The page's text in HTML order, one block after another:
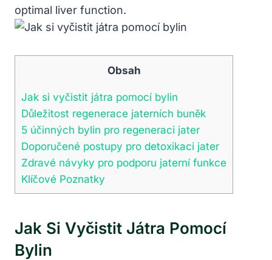
optimal liver function.
Obsah
Jak si vyčistit játra pomocí bylin
Důležitost regenerace jaterních buněk
5 účinných bylin pro regeneraci jater
Doporučené postupy pro detoxikaci jater
Zdravé návyky pro podporu jaterní funkce
Klíčové Poznatky
Jak Si Vyčistit Játra Pomocí
Bylin